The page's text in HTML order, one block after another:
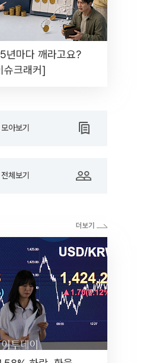
년마다 깨라고요?
슈크래커]
아보기
체보기